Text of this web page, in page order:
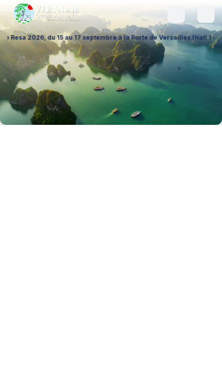
15 au 17 septembre à la Porte de Versailles (Hall 1 – Stand